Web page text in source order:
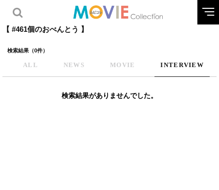
【 #461個のおべんとう 】
検索結果（0件）
ALL NEWS MOVIE INTERVIEW
検索結果がありませんでした。